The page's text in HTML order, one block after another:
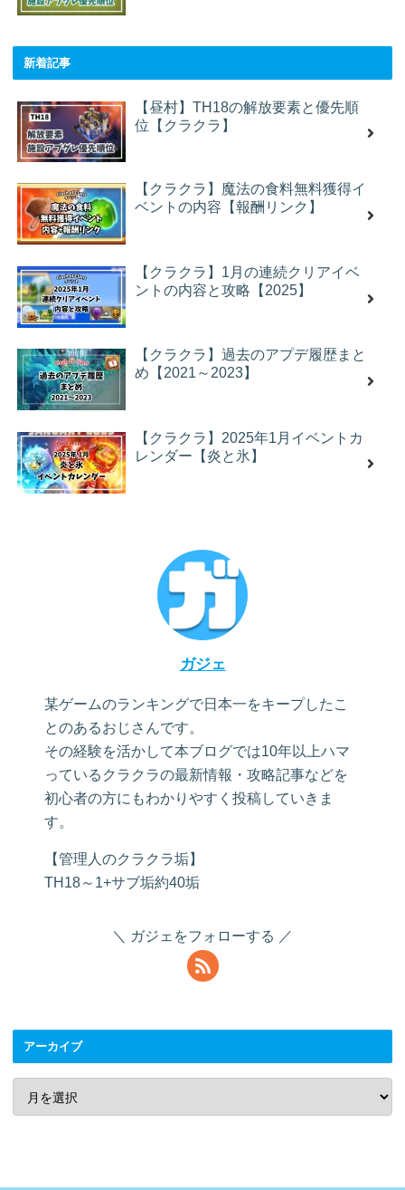
新着記事
【昼村】TH18の解放要素と優先順
位【クラクラ】
【クラクラ】魔法の食料無料獲得イ
ベントの内容【報酬リンク】
【クラクラ】1月の連続クリアイベ
ントの内容と攻略【2025】
【クラクラ】過去のアプデ履歴まと
め【2021～2023】
【クラクラ】2025年1月イベントカ
レンダー【炎と氷】
ガジェ
某ゲームのランキングで日本一をキープしたこ
とのあるおじさんです。
その経験を活かして本ブログでは10年以上ハマ
っているクラクラの最新情報・攻略記事などを
初心者の方にもわかりやすく投稿していきま
す。
【管理人のクラクラ垢】
TH18～1+サブ垢約40垢
ガジェをフォローする
アーカイブ